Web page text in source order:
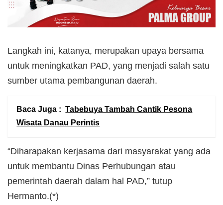
Langkah ini, katanya, merupakan upaya bersama
untuk meningkatkan PAD, yang menjadi salah satu
sumber utama pembangunan daerah.
Baca Juga : Tabebuya Tambah Cantik Pesona
Wisata Danau Perintis
“Diharapakan kerjasama dari masyarakat yang ada
untuk membantu Dinas Perhubungan atau
pemerintah daerah dalam hal PAD,” tutup
Hermanto.(*)